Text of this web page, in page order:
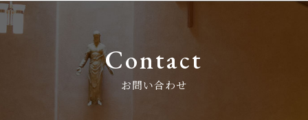
Contact
お問い合わせ